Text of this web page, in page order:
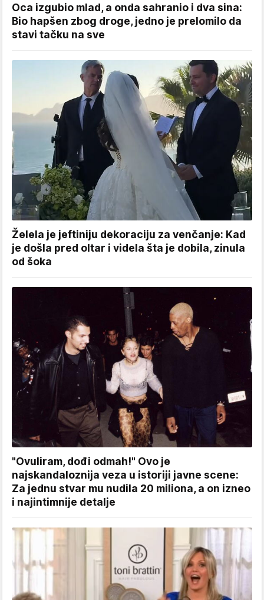
Oca izgubio mlad, a onda sahranio i dva sina:
Bio hapšen zbog droge, jedno je prelomilo da
stavi tačku na sve
Želela je jeftiniju dekoraciju za venčanje: Kad
je došla pred oltar i videla šta je dobila, zinula
od šoka
"Ovuliram, dođi odmah!" Ovo je
najskandaloznija veza u istoriji javne scene:
Za jednu stvar mu nudila 20 miliona, a on izneo
i najintimnije detalje